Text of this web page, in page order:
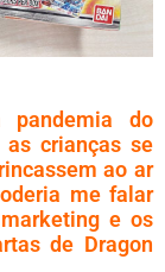
do
crianças se
ao ar
me falar
e os
de Dragon